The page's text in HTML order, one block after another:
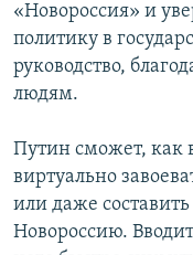
«Новороссия» и
политику в
руководство,
людям.
Путин сможет, как
виртуально
или даже
Новороссию.